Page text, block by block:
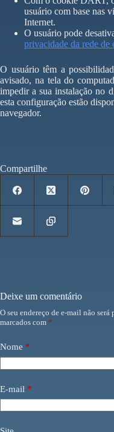
usuário com base nas
Internet.
O usuário pode
privacidade da rede de
O usuário têm a
avisado, na tela do
impedir a sua instalação no
esta configuração estão
navegador.
Compartilhe
Deixe um comentário
O seu endereço de e-mail não
marcados com *
Nome *
E-mail *